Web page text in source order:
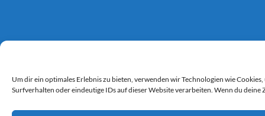
Um dir ein optimales Erlebnis zu bieten, verwenden wir Technologien wie
Surfverhalten oder eindeutige IDs auf dieser Website verarbeiten. Wenn du